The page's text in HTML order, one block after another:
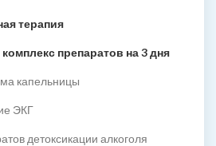
терапия
препаратов на 3 дня
капельницы
ЭКГ
детоксикации алкоголя